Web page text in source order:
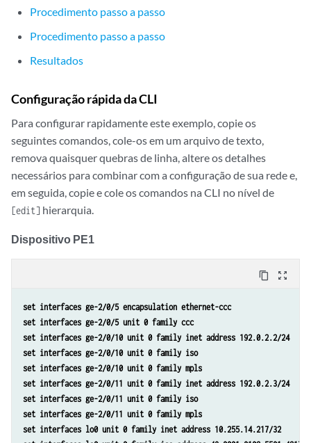
Procedimento passo a passo
Procedimento passo a passo
Resultados
Configuração rápida da CLI
Para configurar rapidamente este exemplo, copie os
seguintes comandos, cole-os em um arquivo de texto,
remova quaisquer quebras de linha, altere os detalhes
necessários para combinar com a configuração de sua rede e,
em seguida, copie e cole os comandos na CLI no nível de
[edit] hierarquia.
Dispositivo PE1
content_copy zoom_out_map
set interfaces ge-2/0/5 encapsulation ethernet-ccc
set interfaces ge-2/0/5 unit 0 family ccc
set interfaces ge-2/0/10 unit 0 family inet address 192.0.2.2/24
set interfaces ge-2/0/10 unit 0 family iso
set interfaces ge-2/0/10 unit 0 family mpls
set interfaces ge-2/0/11 unit 0 family inet address 192.0.2.3/24
set interfaces ge-2/0/11 unit 0 family iso
set interfaces ge-2/0/11 unit 0 family mpls
set interfaces lo0 unit 0 family inet address 10.255.14.217/32